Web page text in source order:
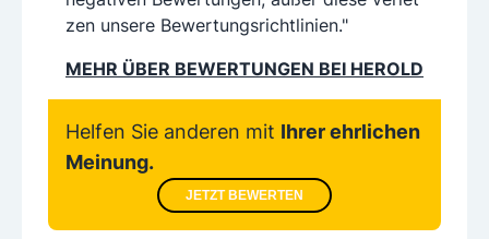
zen unsere Bewertungsrichtlinien."
MEHR ÜBER BEWERTUNGEN BEI HEROLD
Helfen Sie anderen mit Ihrer ehrlichen
Meinung.
JETZT BEWERTEN